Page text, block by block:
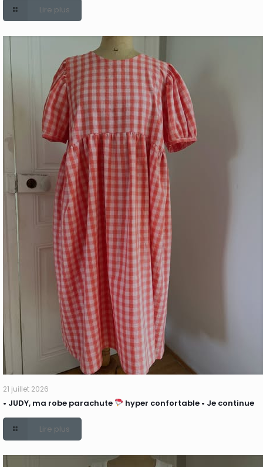
Lire plus
21 juillet 2026
• JUDY, ma robe parachute hyper confortable • Je continue
Lire plus